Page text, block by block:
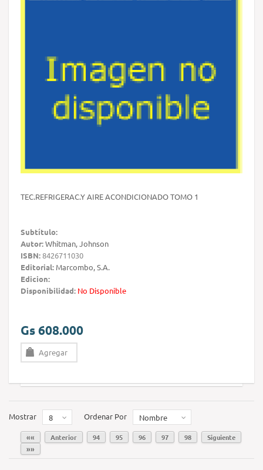
TEC.REFRIGERAC.Y AIRE ACONDICIONADO TOMO 1
Subtítulo:
Autor:Whitman, Johnson
ISBN:8426711030
Editorial: Marcombo, S.A.
Edicion:
Disponibilidad: No Disponible
Gs 608.000
Agregar
Mostrar 8 Ordenar Por Nombre
«« Anterior 94 95 96 97 98
Siguiente
»»